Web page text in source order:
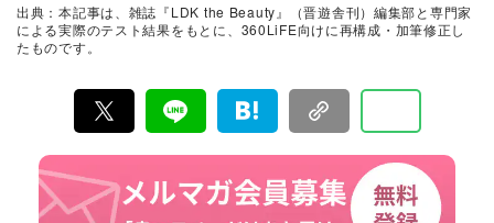
ディアで情報を発信中。姉妹誌であるテストする女性誌
『LDK』と同様、メーカーに忖度する事なく、編集部と
出典：本記事は、雑誌『LDK the Beauty』（晋遊舎刊）編集部と専門家
による実際のテスト結果をもとに、360LiFE向けに再構成・加筆修正し
たものです。